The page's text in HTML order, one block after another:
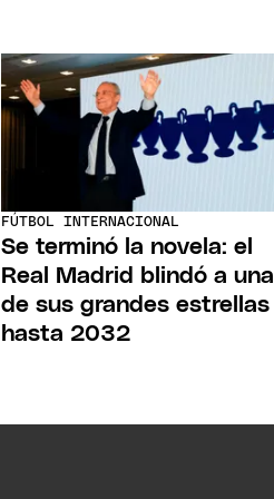
FÚTBOL INTERNACIONAL
Se terminó la novela: el
Real Madrid blindó a una
de sus grandes estrellas
hasta 2032